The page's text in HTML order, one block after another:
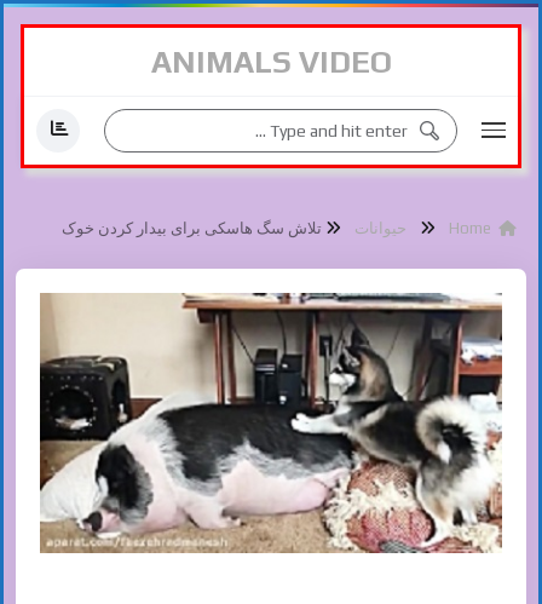
ANIMALS VIDEO
حیوانات تلاش سگ هاسکی برای بیدار کردن خوک